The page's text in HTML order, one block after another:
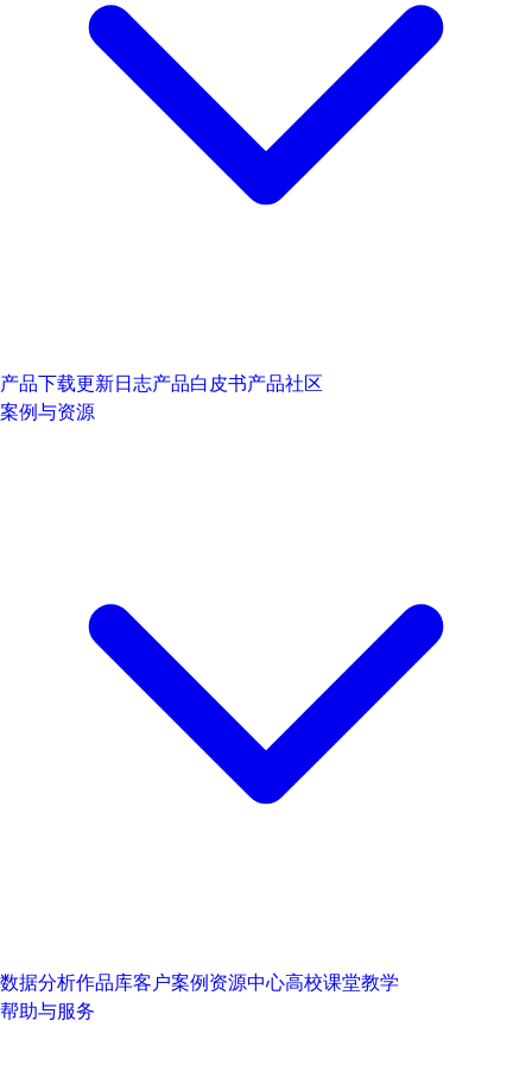
产品下载更新日志产品白皮书产品社区
案例与资源
数据分析作品库客户案例资源中心高校课堂教学
帮助与服务